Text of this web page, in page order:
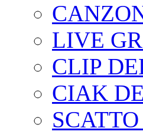
LIVE
CLIP
CIAK